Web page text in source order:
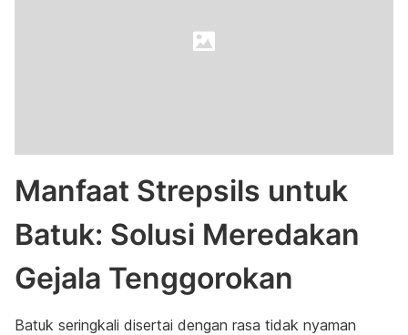
Manfaat Strepsils untuk
Batuk: Solusi Meredakan
Gejala Tenggorokan
Batuk seringkali disertai dengan rasa tidak nyaman